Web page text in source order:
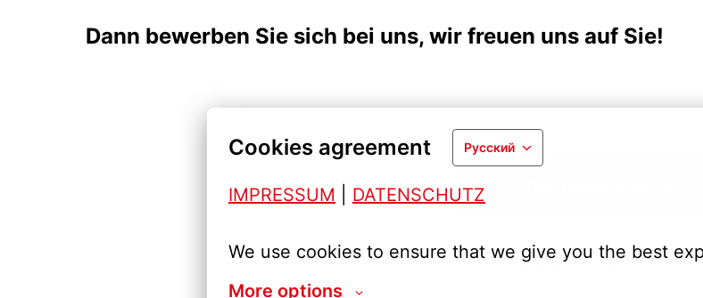
Cookies agreement Русский
IMPRESSUM DATENSCHUTZ
We use cookies to ensure that we give you the best
More options
Dann bewerben Sie sich bei uns, wir freuen uns auf Sie!
Distribuiți locul de